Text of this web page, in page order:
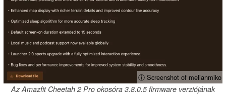
ⓘ Screenshot of melianmiko
Az Amazfit Cheetah 2 Pro okosóra 3.8.0.5 firmware verziójának